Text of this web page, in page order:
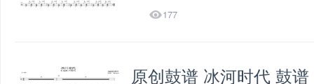
177
原创鼓谱 冰河时代 鼓谱